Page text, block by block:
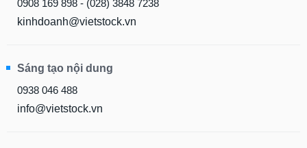
0908 169 898 - (028) 3848 7238
kinhdoanh@vietstock.vn
Sáng tạo nội dung
0938 046 488
info@vietstock.vn